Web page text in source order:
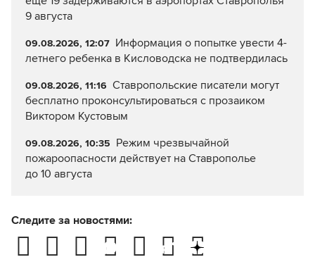
9 августа
09.08.2026, 12:07 Информация о попытке увести 4-
летнего ребенка в Кисловодска не подтвердилась
09.08.2026, 11:16 Ставропольские писатели могут
бесплатно проконсультироваться с прозаиком
Виктором Кустовым
09.08.2026, 10:35 Режим чрезвычайной
пожароопасности действует на Ставрополье
до 10 августа
Следите за новостями: